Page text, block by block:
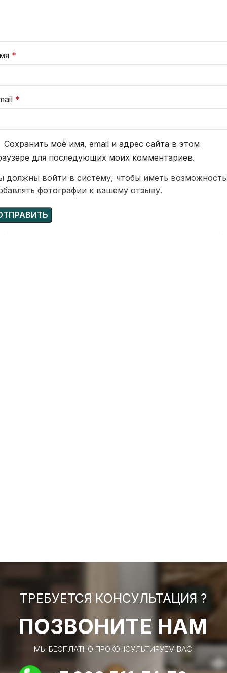
*
*
Сохранить моё имя, email и адрес сайта в этом
для последующих моих комментариев.
должны войти в систему, чтобы иметь возможность
фотографии к вашему отзыву.
ТРЕБУЕТСЯ КОНСУЛЬТАЦИЯ ?
ПОЗВОНИТЕ НАМ
МЫ БЕСПЛАТНО ПРОКОНСУЛЬТИРУЕМ ВАС